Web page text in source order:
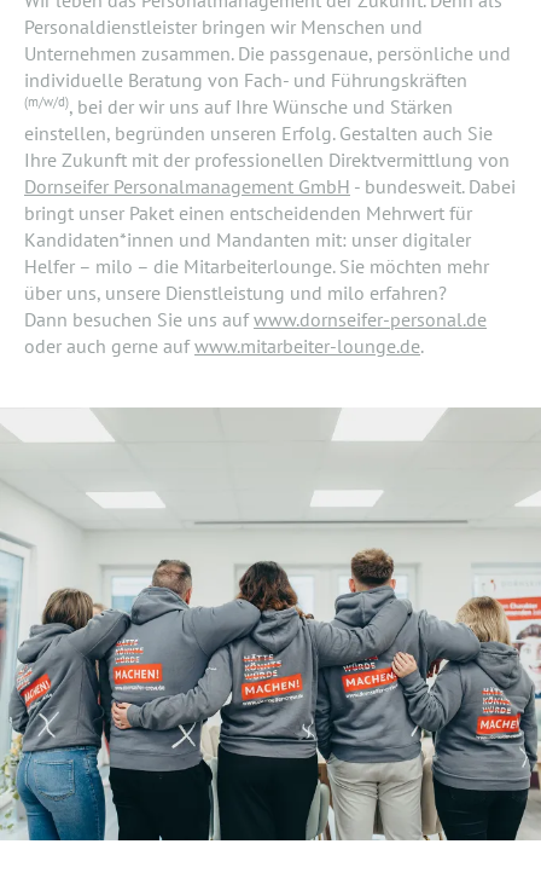
Personaldienstleister bringen wir Menschen und
Unternehmen zusammen. Die passgenaue, persönliche und
individuelle Beratung von Fach- und Führungskräften
(m/w/d), bei der wir uns auf Ihre Wünsche und Stärken
einstellen, begründen unseren Erfolg. Gestalten auch Sie
Ihre Zukunft mit der professionellen Direktvermittlung von
Dornseifer Personalmanagement GmbH - bundesweit. Dabei
bringt unser Paket einen entscheidenden Mehrwert für
Kandidaten*innen und Mandanten mit: unser digitaler
Helfer – milo – die Mitarbeiterlounge. Sie möchten mehr
über uns, unsere Dienstleistung und milo erfahren?
Dann besuchen Sie uns aufwww.dornseifer-personal.de
oder auch gerne aufwww.mitarbeiter-lounge.de.